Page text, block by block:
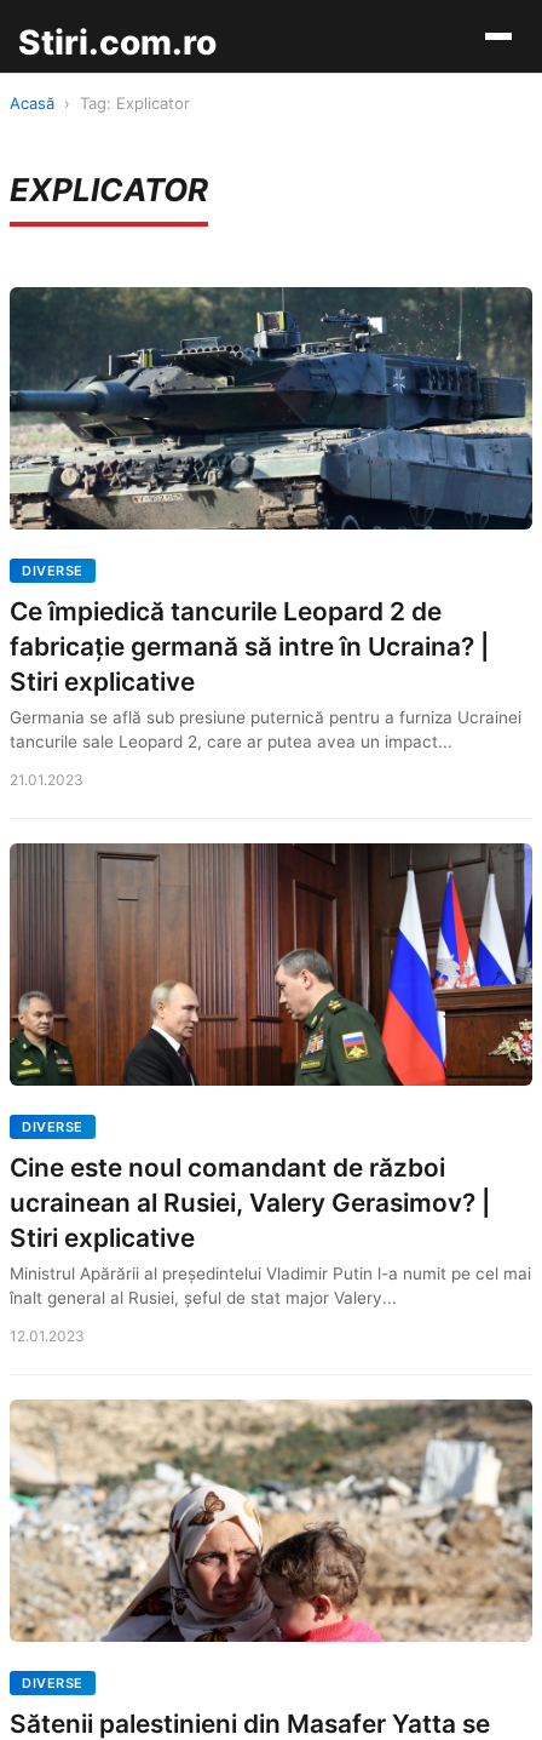
Stiri.com.ro
Acasă › Tag: Explicator
EXPLICATOR
DIVERSE
Ce împiedică tancurile Leopard 2 de
fabricație germană să intre în Ucraina? |
Stiri explicative
Germania se află sub presiune puternică pentru a furniza Ucrainei
tancurile sale Leopard 2, care ar putea avea un impact...
21.01.2023
DIVERSE
Cine este noul comandant de război
ucrainean al Rusiei, Valery Gerasimov? |
Stiri explicative
Ministrul Apărării al președintelui Vladimir Putin l-a numit pe cel mai
înalt general al Rusiei, șeful de stat major Valery...
12.01.2023
DIVERSE
Sătenii palestinieni din Masafer Yatta se